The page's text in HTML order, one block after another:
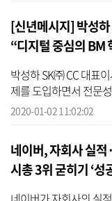
[신년메시지] 박성
“디지털 중심의 BM
박성하 SK㈜ CC 대표
제를 도입하면서 전문
내외 기업들과의 협업
2020-01-02 11:02:02
네이버, 자회사 실
시총 3위 굳히기 ‘성